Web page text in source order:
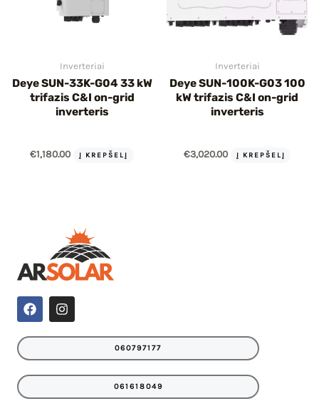
Inverteriai
Deye SUN-33K-G04 33 kW
trifazis C&I on-grid
inverteris
€1,180.00 Į KREPŠELĮ
Inverteriai
Deye SUN-100K-G03 100
kW trifazis C&I on-grid
inverteris
€3,020.00 Į KREPŠELĮ
F
a
e
o
I
n
t
r
060797177
061618049